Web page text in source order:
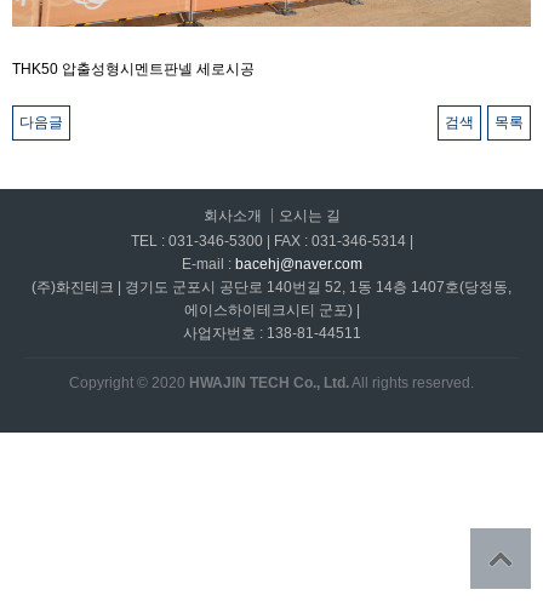
THK50 압출성형시멘트판넬 세로시공
다음글 검색 목록
회사소개
오시는 길
TEL : 031-346-5300 | FAX : 031-346-5314 |
E-mail : bacehj@naver.com
(주)화진테크 | 경기도 군포시 공단로 140번길 52, 1동 14층 1407호(당정동,
에이스하이테크시티 군포) |
사업자번호 : 138-81-44511
Copyright © 2020 HWAJIN TECH Co., Ltd.All rights reserved.